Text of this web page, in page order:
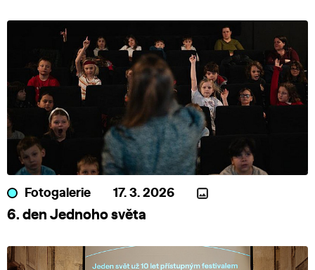
Fotogalerie 17. 3. 2026
6. den Jednoho světa